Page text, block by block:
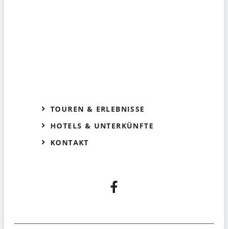
TOUREN & ERLEBNISSE
HOTELS & UNTERKÜNFTE
KONTAKT